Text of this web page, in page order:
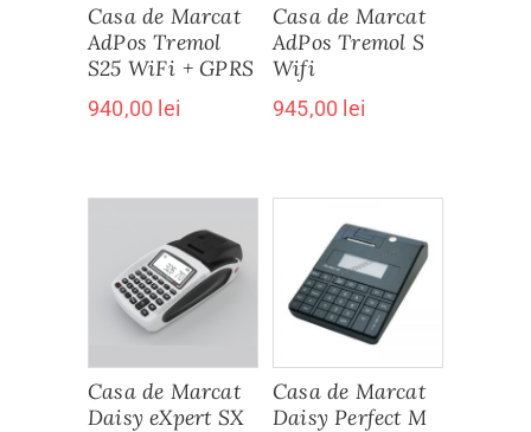
Casa de Marcat
AdPos Tremol
S25 WiFi + GPRS
940,00 lei
Casa de Marcat
AdPos Tremol S
Wifi
945,00 lei
Casa de Marcat
Daisy eXpert SX
Casa de Marcat
Daisy Perfect M